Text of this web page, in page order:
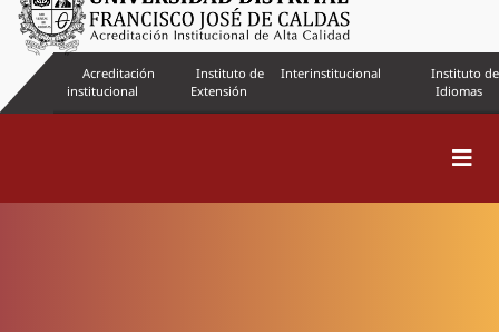
Acreditación
institucional
Instituto de
Extensión
Interinstitucional
Instituto de
Idiomas